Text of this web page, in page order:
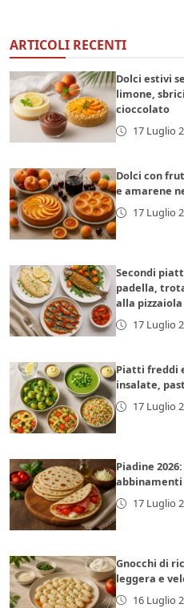
ARTICOLI RECENTI
Dolci estivi
limone,
cioccolato
17 Luglio
Dolci con
e amarene
17 Luglio
Secondi
padella,
alla pizzaiola
17 Luglio
Piatti freddi
insalate,
17 Luglio
Piadine
abbinamenti
17 Luglio
Gnocchi di
leggera e
16 Luglio